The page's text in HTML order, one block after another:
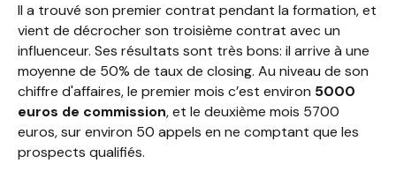
Il a trouvé son premier contrat pendant la formation, et
vient de décrocher son troisième contrat avec un
influenceur. Ses résultats sont très bons: il arrive à une
moyenne de 50% de taux de closing. Au niveau de son
chiffre d'affaires, le premier mois c’est environ 5000
euros de commission, et le deuxième mois 5700
euros, sur environ 50 appels en ne comptant que les
prospects qualifiés.